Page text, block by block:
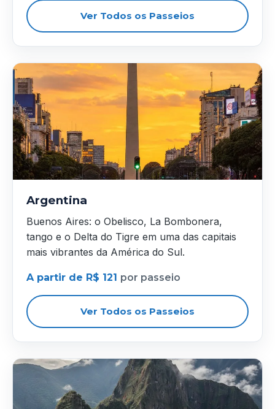
Ver Todos os Passeios
Argentina
Buenos Aires: o Obelisco, La Bombonera,
tango e o Delta do Tigre em uma das capitais
mais vibrantes da América do Sul.
A partir de R$ 121 por passeio
Ver Todos os Passeios